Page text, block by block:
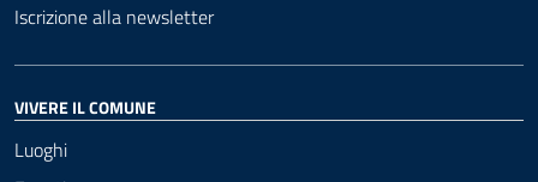
Iscrizione alla newsletter
VIVERE IL COMUNE
Luoghi